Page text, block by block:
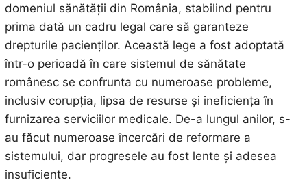
domeniul sănătății din România, stabilind pentru
prima dată un cadru legal care să garanteze
drepturile pacienților. Această lege a fost adoptată
într-o perioadă în care sistemul de sănătate
românesc se confrunta cu numeroase probleme,
inclusiv corupția, lipsa de resurse și ineficiența în
furnizarea serviciilor medicale. De-a lungul anilor, s-
au făcut numeroase încercări de reformare a
sistemului, dar progresele au fost lente și adesea
insuficiente.